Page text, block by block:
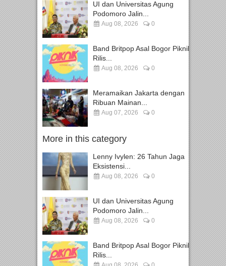
UI dan Universitas Agung
Podomoro Jalin...
Aug 08, 2026 0
Band Britpop Asal Bogor Piknik
Rilis...
Aug 08, 2026 0
Meramaikan Jakarta dengan
Ribuan Mainan...
Aug 07, 2026 0
More in this category
Lenny Ivylen: 26 Tahun Jaga
Eksistensi...
Aug 08, 2026 0
UI dan Universitas Agung
Podomoro Jalin...
Aug 08, 2026 0
Band Britpop Asal Bogor Piknik
Rilis...